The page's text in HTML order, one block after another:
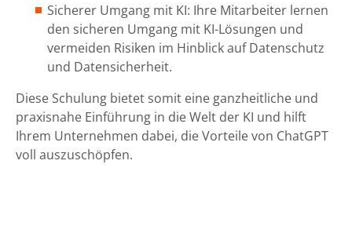
Sicherer Umgang mit KI: Ihre Mitarbeiter lernen
den sicheren Umgang mit KI-Lösungen und
vermeiden Risiken im Hinblick auf Datenschutz
und Datensicherheit.
Diese Schulung bietet somit eine ganzheitliche und
praxisnahe Einführung in die Welt der KI und hilft
Ihrem Unternehmen dabei, die Vorteile von ChatGPT
voll auszuschöpfen.